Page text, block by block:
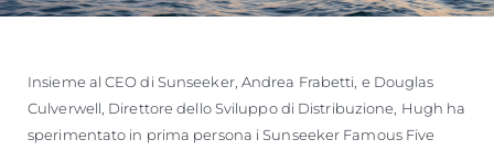
Insieme al CEO di Sunseeker, Andrea Frabetti, e Douglas
Culverwell, Direttore dello Sviluppo di Distribuzione, Hugh ha
sperimentato in prima persona i Sunseeker Famous Five